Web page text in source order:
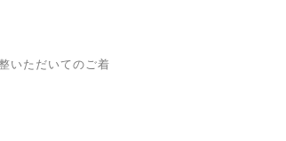
いただいてのご着